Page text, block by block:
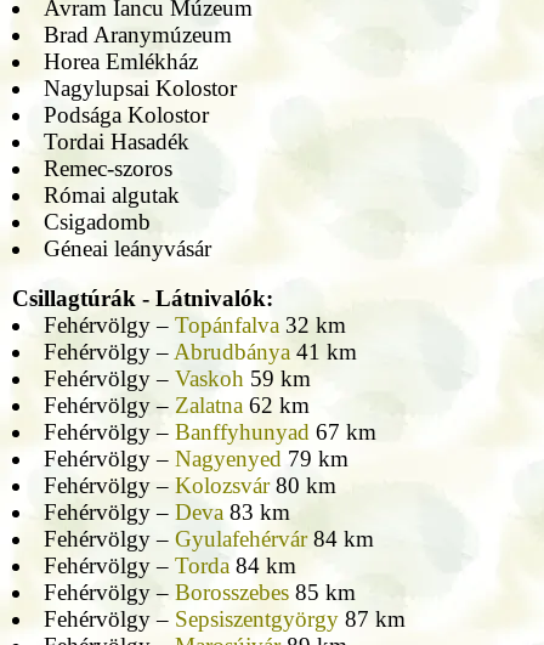
Avram Iancu Múzeum
Brad Aranymúzeum
Horea Emlékház
Nagylupsai Kolostor
Podsága Kolostor
Tordai Hasadék
Remec-szoros
Római algutak
Csigadomb
Géneai leányvásár
Csillagtúrák - Látnivalók:
Fehérvölgy – Topánfalva32 km
Fehérvölgy –Abrudbánya41 km
Fehérvölgy – Vaskoh59 km
Fehérvölgy – Zalatna62 km
Fehérvölgy – Banffyhunyad67 km
Fehérvölgy – Nagyenyed79 km
Fehérvölgy – Kolozsvár80 km
Fehérvölgy – Deva83 km
Fehérvölgy – Gyulafehérvár84 km
Fehérvölgy – Torda84 km
Fehérvölgy – Borosszebes85 km
Fehérvölgy – Sepsiszentgyörgy87 km